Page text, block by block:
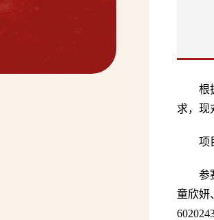
根
求，现
项
参
童欣妍